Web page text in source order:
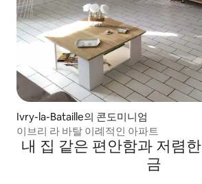
Ivry-la-Bataille의 콘도미니엄
이브리 라 바탈 이례적인 아파트
내 집 같은 편안함과 저렴
금